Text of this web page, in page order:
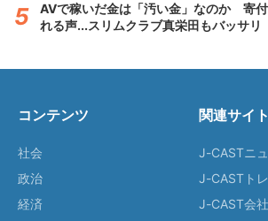
AVで稼いだ金は「汚い金」なのか 寄
れる声...スリムクラブ真栄田もバッサリ
コンテンツ
社会
政治
経済
関連サイト
J-CASTニ
J-CASTト
J-CAST会